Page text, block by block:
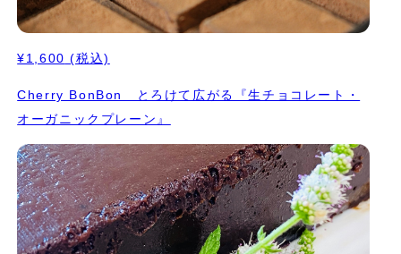
¥1,600 (税込)
Cherry BonBon とろけて広がる『生チョコレート・
オーガニックプレーン』